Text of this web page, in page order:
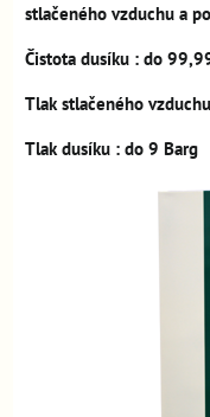
stlačeného vzduchu a
Čistota dusíku : do
Tlak stlačeného vzduchu
Tlak dusíku : do 9 Barg